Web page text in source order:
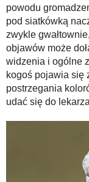
powodu
pod siatkówką
zwykle
objawów może
widzenia i ogólne
kogoś pojawia się
postrzegania
udać się do